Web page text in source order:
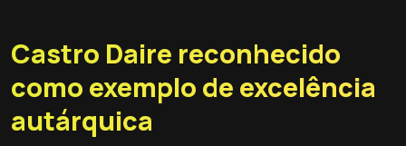
Castro Daire reconhecido
como exemplo de excelência
autárquica